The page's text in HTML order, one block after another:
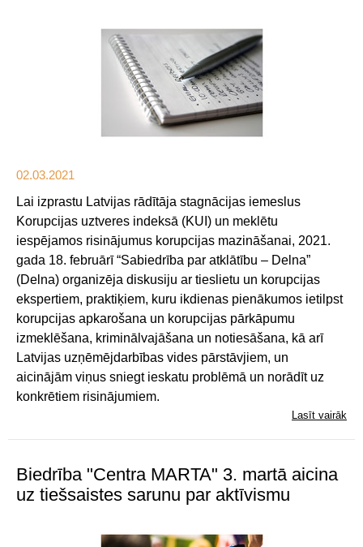
02.03.2021
Lai izprastu Latvijas rādītāja stagnācijas iemeslus
Korupcijas uztveres indeksā (KUI) un meklētu
iespējamos risinājumus korupcijas mazināšanai, 2021.
gada 18. februārī “Sabiedrība par atklātību – Delna”
(Delna) organizēja diskusiju ar tieslietu un korupcijas
ekspertiem, praktiķiem, kuru ikdienas pienākumos ietilpst
korupcijas apkarošana un korupcijas pārkāpumu
izmeklēšana, kriminālvajāšana un notiesāšana, kā arī
Latvijas uzņēmējdarbības vides pārstāvjiem, un
aicinājām viņus sniegt ieskatu problēmā un norādīt uz
konkrētiem risinājumiem.
Lasīt vairāk
Biedrība "Centra MARTA" 3. martā aicina
uz tiešsaistes sarunu par aktīvismu